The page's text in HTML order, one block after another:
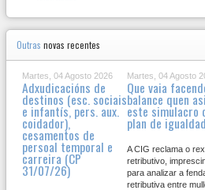
Outras novas recentes
Martes, 04 Agosto 2026
Adxudicacións de
destinos (esc. sociais
e infantís, pers. aux.
coidador),
cesamentos de
persoal temporal e
carreira (CP
31/07/26)
Martes, 04 Agosto
Que vaia
balance quen
este simulacro
plan de
A CIG reclama o
retributivo,
para analizar a
retributiva entre